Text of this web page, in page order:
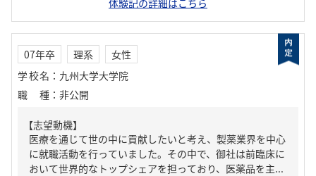
体験記の詳細はこちら
07年卒 理系
女性
学校名 ： 九州大学大学院
職種 ： 非公開
【志望動機】
医療を通じて世の中に貢献したいと考え、製薬業界を中心
に就職活動を行っていました。その中で、御社は前臨床に
おいて世界的なトップシェアを担っており、医薬品を主...